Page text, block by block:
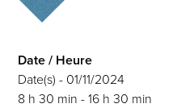
Date / Heure
Date(s) - 01/11/2024
8 h 30 min - 16 h 30 min